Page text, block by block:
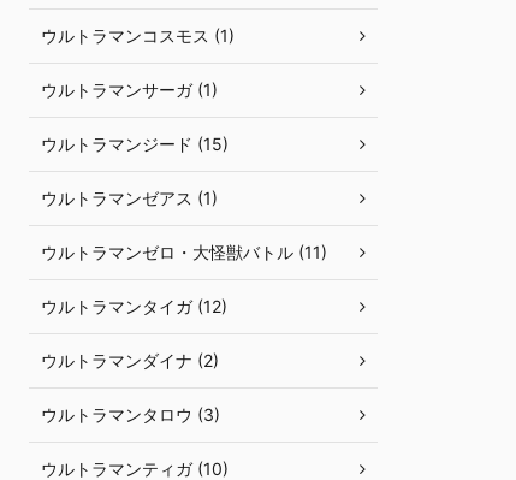
ウルトラマンコスモス (1)
ウルトラマンサーガ (1)
ウルトラマンジード (15)
ウルトラマンゼアス (1)
ウルトラマンゼロ・大怪獣バトル (11)
ウルトラマンタイガ (12)
ウルトラマンダイナ (2)
ウルトラマンタロウ (3)
ウルトラマンティガ (10)